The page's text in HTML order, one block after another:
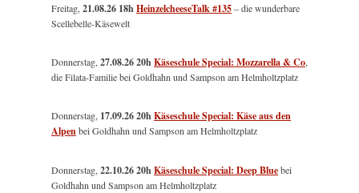
Freitag,21.08.26 18hHeinzelcheeseTalk #135– die wunderbare
Scellebelle-Käsewelt
Donnerstag,27.08.26 20hKäseschule Special: Mozzarella & Co,
die Filata-Familie bei Goldhahn und Sampson am Helmholtzplatz
Donnerstag, 17.09.26 20hKäseschule Special: Käse aus den
Alpenbei Goldhahn und Sampson am Helmholtzplatz
Donnerstag,22.10.26 20hKäseschule Special: Deep Bluebei
Goldhahn und Sampson am Helmholtzplatz